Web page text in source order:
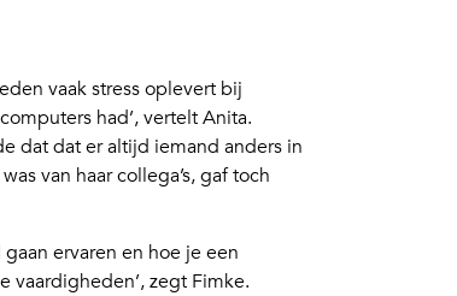
vaak stress oplevert bij
had’, vertelt Anita.
dat dat er altijd iemand anders in
van haar collega’s, gaf toch
ervaren en hoe je een
vaardigheden’, zegt Fimke.